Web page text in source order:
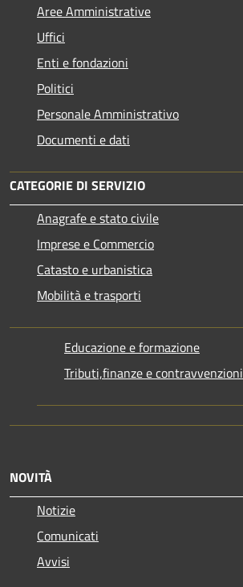
Aree Amministrative
Uffici
Enti e fondazioni
Politici
Personale Amministrativo
Documenti e dati
CATEGORIE DI SERVIZIO
Anagrafe e stato civile
Imprese e Commercio
Catasto e urbanistica
Mobilità e trasporti
Educazione e formazione
Tributi,finanze e contravvenzioni
NOVITÀ
Notizie
Comunicati
Avvisi